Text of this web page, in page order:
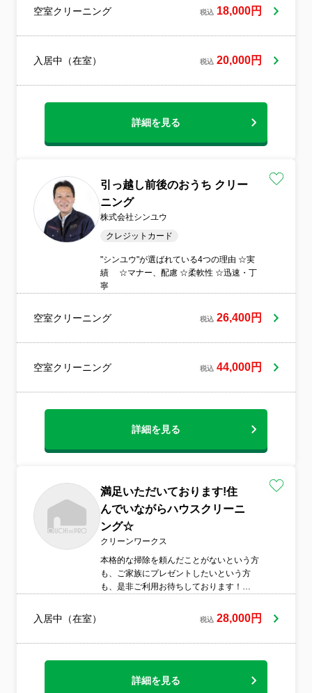
作業し清掃の説明も交えて少しでもお客様
のお悩みやご質問にお答えできるよう日々
読んでいただいている皆様を笑顔に出来る
したら宜しくお願い致します。
空室クリーニング 税込 18,000円
入居中（在室） 税込 20,000円
詳細を見る
引っ越し前後のおうち クリー
ニング
株式会社シンユウ
クレジットカード
"シンユウ"が選ばれている4つの理由 ☆実
績 ☆マナー、配慮 ☆柔軟性 ☆迅速・丁
寧
空室クリーニング 税込 26,400円
空室クリーニング 税込 44,000円
詳細を見る
満足いただいております!住
んでいながらハウスクリーニ
ング☆
クリーンワークス
本格的な掃除を頼んだことがないという方
も、ご家族にプレゼントしたいという方
も、是非ご利用お待ちしております！
能です♪地域密着型☆クリーンワークスです
☆★☆地元密着型の丁寧なお仕事でお客様
子様・皮膚の過敏なご家族に配慮したいお
入居中（在室） 税込 28,000円
詳細を見る